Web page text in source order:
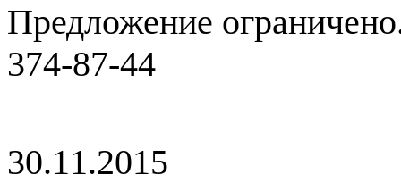
Предложение
374-87-44
30.11.2015